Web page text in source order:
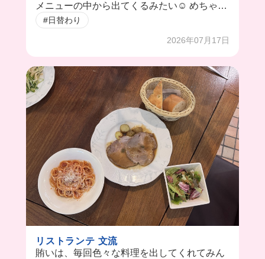
メニューの中から出てくるみたい☺️ めちゃく
ちゃおいしかった💕
#日替わり
2026年07月17日
リストランテ 文流
賄いは、毎回色々な料理を出してくれてみん